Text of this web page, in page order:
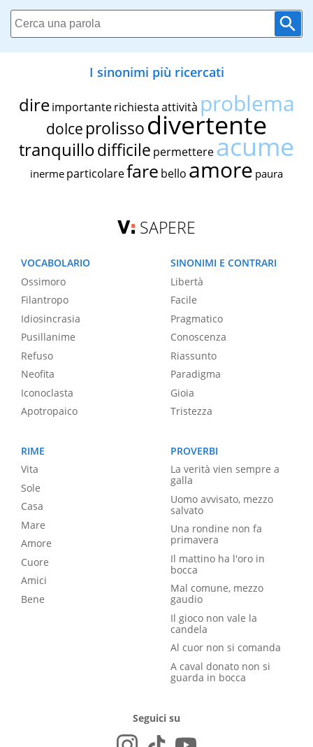
I sinonimi più ricercati
dire importante richiestaattività problema
dolce prolissodivertente
tranquillodifficile permettereacume
inerme particolarefare bello amore paura
SAPERE
VOCABOLARIO
Ossimoro
Filantropo
Idiosincrasia
Pusillanime
Refuso
Neofita
Iconoclasta
Apotropaico
SINONIMI E CONTRARI
Libertà
Facile
Pragmatico
Conoscenza
Riassunto
Paradigma
Gioia
Tristezza
RIME
Vita
Sole
Casa
Mare
Amore
Cuore
Amici
Bene
PROVERBI
La verità vien sempre a
galla
Uomo avvisato, mezzo
salvato
Una rondine non fa
primavera
Il mattino ha l'oro in
bocca
Mal comune, mezzo
gaudio
Il gioco non vale la
candela
Al cuor non si comanda
A caval donato non si
guarda in bocca
Seguici su